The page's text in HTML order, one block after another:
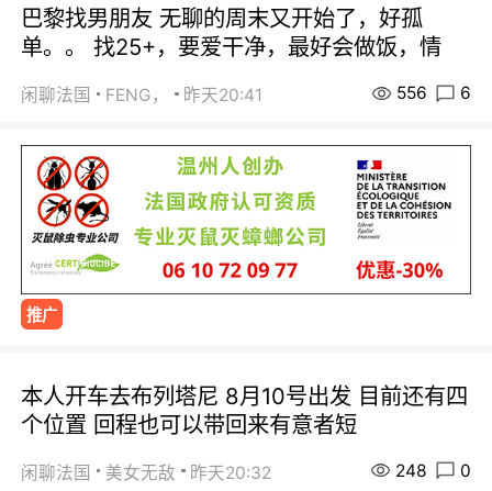
巴黎找男朋友 无聊的周末又开始了，好孤
单。。 找25+，要爱干净，最好会做饭，情
闲聊法国 FENG， 昨天20:41 556 6
推广
本人开车去布列塔尼 8月10号出发 目前还有四
个位置 回程也可以带回来有意者短
闲聊法国 美女无敌 昨天20:32 248 0